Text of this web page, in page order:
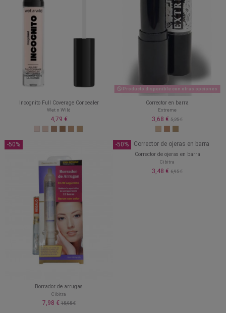
Incognito Full Coverage Concealer
Wet n Wild
4,79 €
Producto disponible con otras opciones
Corrector en barra
Extreme
3,68 € 5,25 €
-50%
Borrador de arrugas
Cibitra
7,98 €15,95 €
-50%
Corrector de ojeras en barra
Cibitra
3,48 € 6,95 €